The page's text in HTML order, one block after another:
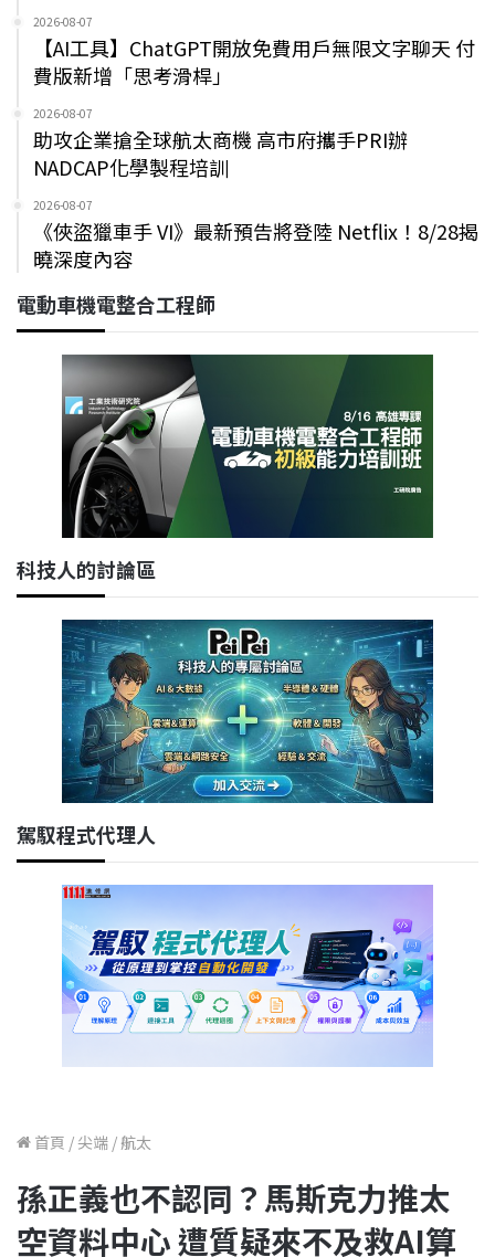
2026-08-07
【AI工具】ChatGPT開放免費用戶無限文字聊天 付
費版新增「思考滑桿」
2026-08-07
助攻企業搶全球航太商機 高市府攜手PRI辦
NADCAP化學製程培訓
2026-08-07
《俠盜獵車手 VI》最新預告將登陸 Netflix！8/28揭
曉深度內容
電動車機電整合工程師
科技人的討論區
駕馭程式代理人